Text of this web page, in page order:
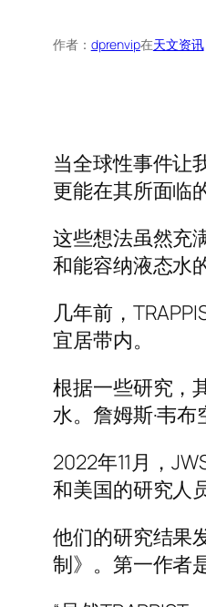
作者： dprenvip在天文资讯
当全球性事件让
更能在其所面临
这些想法虽然充
和能容纳液态水
几年前，
宜居带内。
根据一些研究，
水。詹姆斯·韦布
2022年11月，
和美国的研究人
他们的研究结果
制》。第一作者